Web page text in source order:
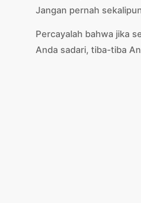
Jangan pernah
Percayalah bahwa jika
Anda sadari, tiba-tiba